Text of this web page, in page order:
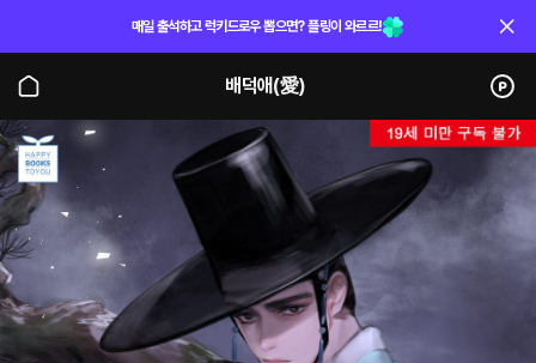
매일 출석하고 럭키드로우 뽑으면? 플링이 와르르!
배덕애(愛)